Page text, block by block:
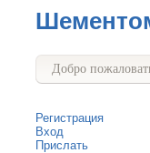
Добро
Регистрация
Вход
Прислать